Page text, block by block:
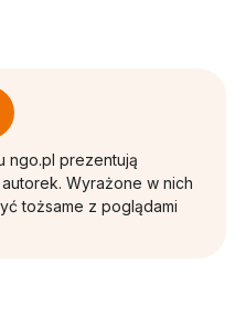
ngo.pl prezentują
Wyrażone w nich
tożsame z poglądami